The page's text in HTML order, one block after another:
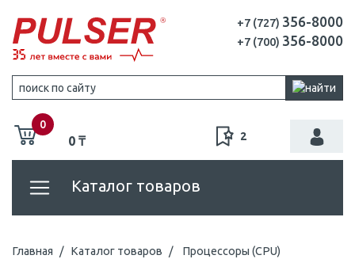
+7 (727) 356-8000
+7 (700) 356-8000
0
0 ₸ 2
Каталог товаров
Главная Каталог товаров
Процессоры (CPU)